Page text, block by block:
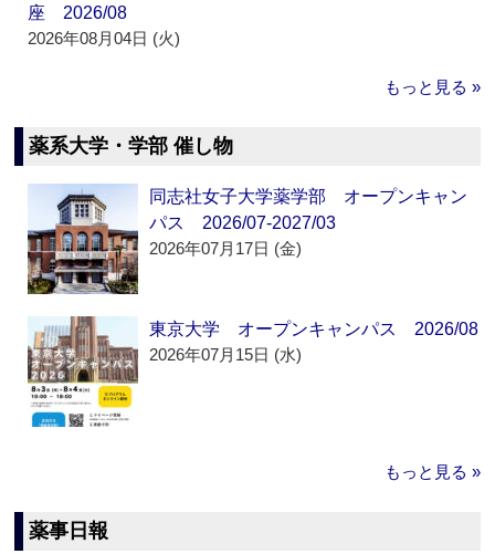
座 2026/08
2026年08月04日 (火)
もっと見る »
薬系大学・学部 催し物
同志社女子大学薬学部 オープンキャン
パス 2026/07-2027/03
2026年07月17日 (金)
東京大学 オープンキャンパス 2026/08
2026年07月15日 (水)
もっと見る »
薬事日報